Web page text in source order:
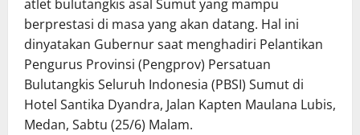
atlet bulutangkis asal Sumut yang mampu
berprestasi di masa yang akan datang. Hal ini
dinyatakan Gubernur saat menghadiri Pelantikan
Pengurus Provinsi (Pengprov) Persatuan
Bulutangkis Seluruh Indonesia (PBSI) Sumut di
Hotel Santika Dyandra, Jalan Kapten Maulana Lubis,
Medan, Sabtu (25/6) Malam.